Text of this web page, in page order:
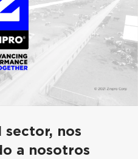
sector, nos
a nosotros